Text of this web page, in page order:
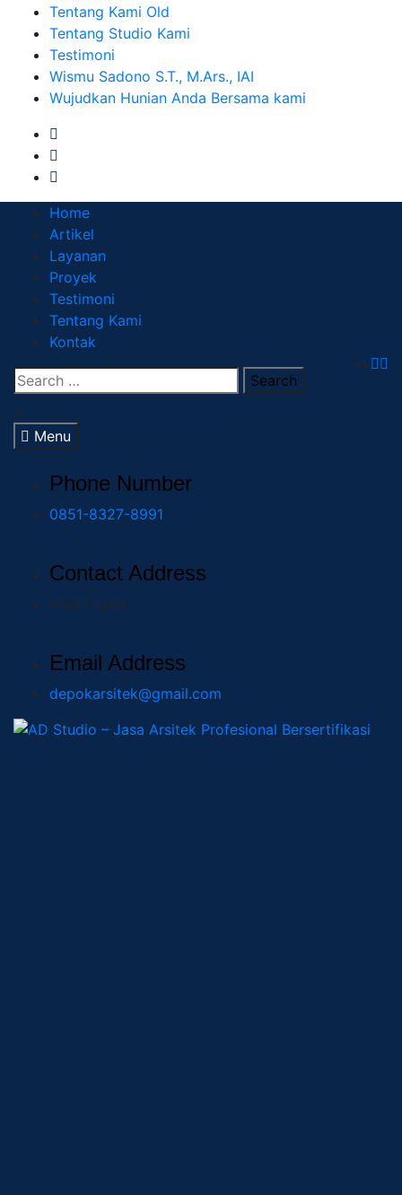
Tentang Kami Old
Tentang Studio Kami
Testimoni
Wismu Sadono S.T., M.Ars., IAI
Wujudkan Hunian Anda Bersama kami
Home
Artikel
Layanan
Proyek
Testimoni
Tentang Kami
Kontak
x
Menu
Phone Number
0851-8327-8991
Contact Address
Kota Depok
Email Address
depokarsitek@gmail.com